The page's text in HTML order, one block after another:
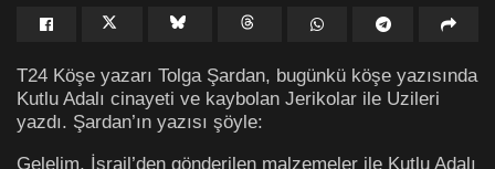
T24 Köşe yazarı Tolga Şardan, bugünkü köşe yazısında
Kutlu Adalı cinayeti ve kaybolan Jerikolar ile Uzileri
yazdı. Şardan’ın yazısı şöyle:
Gelelim, İsrail’den gönderilen malzemeler ile Kutlu Adalı